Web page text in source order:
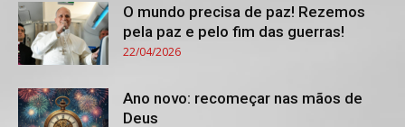
O mundo precisa de paz! Rezemos
pela paz e pelo fim das guerras!
22/04/2026
Ano novo: recomeçar nas mãos de
Deus